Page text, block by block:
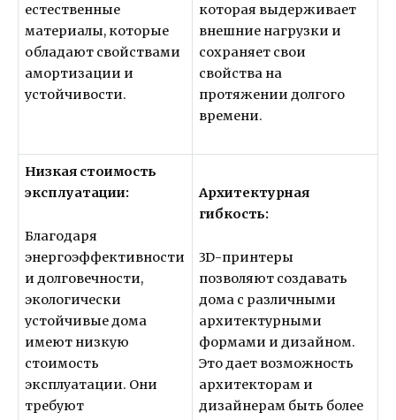
естественные
материалы, которые
обладают свойствами
амортизации и
устойчивости.
которая выдерживает
внешние нагрузки и
сохраняет свои
свойства на
протяжении долгого
времени.
Низкая стоимость
эксплуатации:
Благодаря
энергоэффективности
и долговечности,
экологически
устойчивые дома
имеют низкую
стоимость
эксплуатации. Они
требуют
Архитектурная
гибкость:
3D-принтеры
позволяют создавать
дома с различными
архитектурными
формами и дизайном.
Это дает возможность
архитекторам и
дизайнерам быть более